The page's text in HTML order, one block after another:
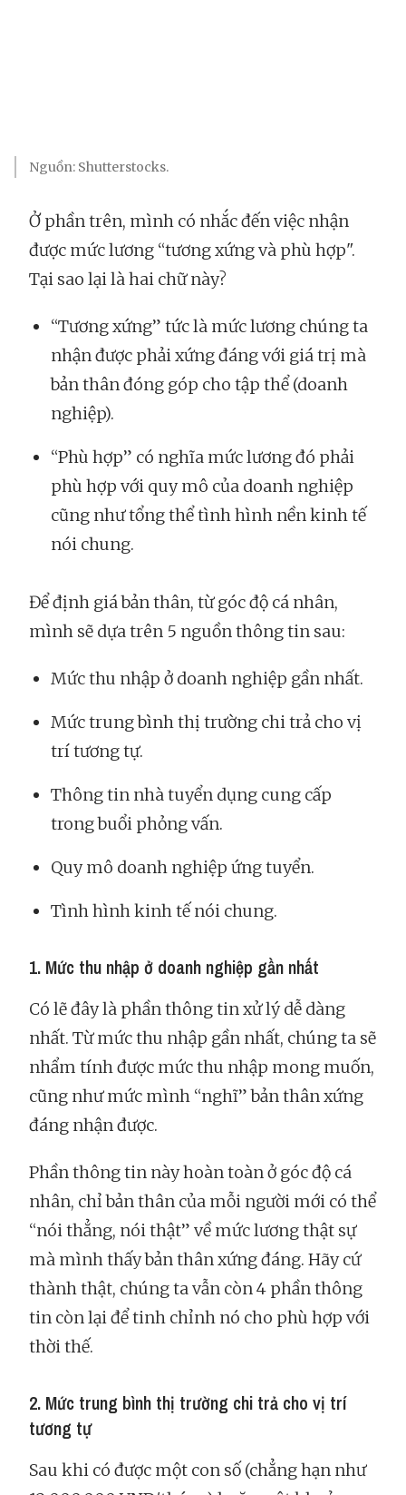
Nguồn: Shutterstocks.
Ở phần trên, mình có nhắc đến việc nhận
được mức lương “tương xứng và phù hợp".
Tại sao lại là hai chữ này?
“Tương xứng” tức là mức lương chúng ta
nhận được phải xứng đáng với giá trị mà
bản thân đóng góp cho tập thể (doanh
nghiệp).
“Phù hợp” có nghĩa mức lương đó phải
phù hợp với quy mô của doanh nghiệp
cũng như tổng thể tình hình nền kinh tế
nói chung.
Để định giá bản thân, từ góc độ cá nhân,
mình sẽ dựa trên 5 nguồn thông tin sau:
Mức thu nhập ở doanh nghiệp gần nhất.
Mức trung bình thị trường chi trả cho vị
trí tương tự.
Thông tin nhà tuyển dụng cung cấp
trong buổi phỏng vấn.
Quy mô doanh nghiệp ứng tuyển.
Tình hình kinh tế nói chung.
1. Mức thu nhập ở doanh nghiệp gần nhất
Có lẽ đây là phần thông tin xử lý dễ dàng
nhất. Từ mức thu nhập gần nhất, chúng ta sẽ
nhẩm tính được mức thu nhập mong muốn,
cũng như mức mình “nghĩ” bản thân xứng
đáng nhận được.
Phần thông tin này hoàn toàn ở góc độ cá
nhân, chỉ bản thân của mỗi người mới có thể
“nói thẳng, nói thật” về mức lương thật sự
mà mình thấy bản thân xứng đáng. Hãy cứ
thành thật, chúng ta vẫn còn 4 phần thông
tin còn lại để tinh chỉnh nó cho phù hợp với
thời thế.
2. Mức trung bình thị trường chi trả cho vị trí
tương tự
Sau khi có được một con số (chẳng hạn như